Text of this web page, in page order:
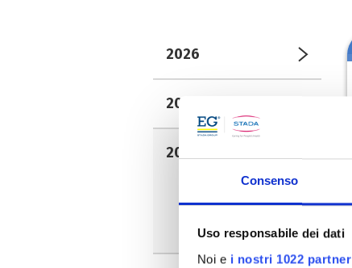
Consenso
Uso responsabile dei dati
Noi e i nostri 1022 partner
2026
2025
2024
Novembre
Giugno
Aprile